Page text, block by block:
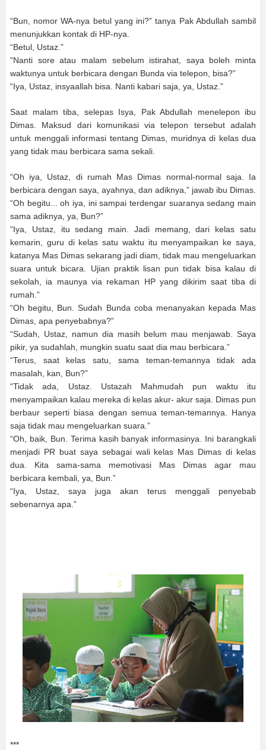
“Bun, nomor WA-nya betul yang ini?” tanya Pak Abdullah sambil
menunjukkan kontak di HP-nya.
“Betul, Ustaz.”
“Nanti sore atau malam sebelum istirahat, saya boleh minta
waktunya untuk berbicara dengan Bunda via telepon, bisa?”
“Iya, Ustaz, insyaallah bisa. Nanti kabari saja, ya, Ustaz.”
Saat malam tiba, selepas Isya, Pak Abdullah menelepon ibu
Dimas. Maksud dari komunikasi via telepon tersebut adalah
untuk menggali informasi tentang Dimas, muridnya di kelas dua
yang tidak mau berbicara sama sekali.
“Oh iya, Ustaz, di rumah Mas Dimas normal-normal saja. Ia
berbicara dengan saya, ayahnya, dan adiknya,” jawab ibu Dimas.
“Oh begitu... oh iya, ini sampai terdengar suaranya sedang main
sama adiknya, ya, Bun?”
“Iya, Ustaz, itu sedang main. Jadi memang, dari kelas satu
kemarin, guru di kelas satu waktu itu menyampaikan ke saya,
katanya Mas Dimas sekarang jadi diam, tidak mau mengeluarkan
suara untuk bicara. Ujian praktik lisan pun tidak bisa kalau di
sekolah, ia maunya via rekaman HP yang dikirim saat tiba di
rumah.”
“Oh begitu, Bun. Sudah Bunda coba menanyakan kepada Mas
Dimas, apa penyebabnya?”
“Sudah, Ustaz, namun dia masih belum mau menjawab. Saya
pikir, ya sudahlah, mungkin suatu saat dia mau berbicara.”
“Terus, saat kelas satu, sama teman-temannya tidak ada
masalah, kan, Bun?”
“Tidak ada, Ustaz. Ustazah Mahmudah pun waktu itu
menyampaikan kalau mereka di kelas akur- akur saja. Dimas pun
berbaur seperti biasa dengan semua teman-temannya. Hanya
saja tidak mau mengeluarkan suara.”
“Oh, baik, Bun. Terima kasih banyak informasinya. Ini barangkali
menjadi PR buat saya sebagai wali kelas Mas Dimas di kelas
dua. Kita sama-sama memotivasi Mas Dimas agar mau
berbicara kembali, ya, Bun.”
“Iya, Ustaz, saya juga akan terus menggali penyebab
sebenarnya apa.”
***